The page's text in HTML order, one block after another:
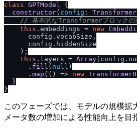
class GPTModel
{
constructor( config :
/ / 基本的なTransformerブロックの
this . embeddings = new
      config.
vocabSize ,
      config.
hiddenSize
    );
this . layers = Array(config.
      .
fill ( null )
      .
map ( () => new
  }
このフェーズでは、モデルの規模拡
メータ数の増加による性能向上を目